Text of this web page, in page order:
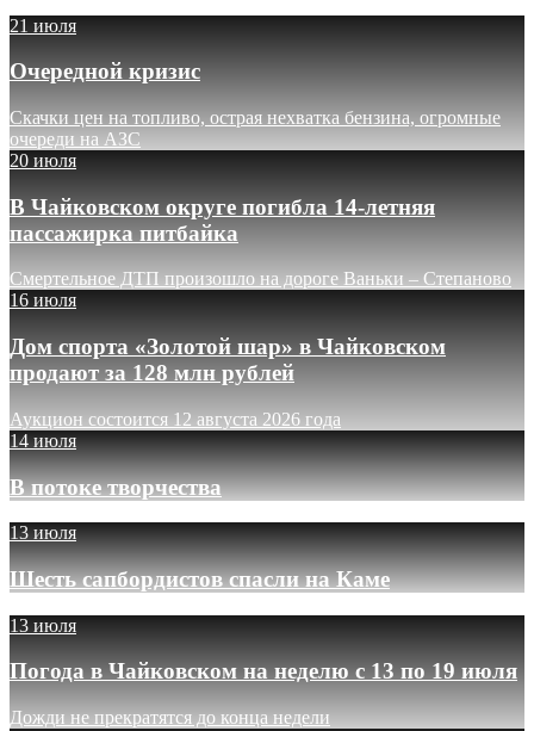
21 июля
Очередной кризис
Скачки цен на топливо, острая нехватка бензина, огромные
очереди на АЗС
20 июля
В Чайковском округе погибла 14-летняя
пассажирка питбайка
Смертельное ДТП произошло на дороге Ваньки – Степаново
16 июля
Дом спорта «Золотой шар» в Чайковском
продают за 128 млн рублей
Аукцион состоится 12 августа 2026 года
14 июля
В потоке творчества
13 июля
Шесть сапбордистов спасли на Каме
13 июля
Погода в Чайковском на неделю с 13 по 19 июля
Дожди не прекратятся до конца недели